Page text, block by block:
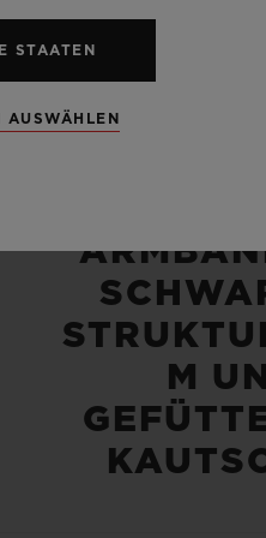
M
STAATEN
AUSWÄHLEN